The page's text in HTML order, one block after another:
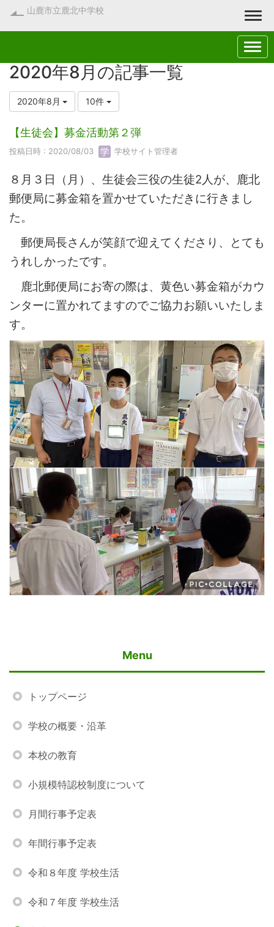
山鹿市立鹿北中学校
2020年8月の記事一覧
2020年8月 10件
【生徒会】募金活動第２弾
投稿日時 : 2020/08/03 学校サイト管理者
８月３日（月）、生徒会三役の生徒2人が、鹿北
郵便局に募金箱を置かせていただきに行きまし
た。
郵便局長さんが笑顔で迎えてくださり、とても
うれしかったです。
鹿北郵便局にお寄の際は、黄色い募金箱がカウ
ンターに置かれてますのでご協力お願いいたしま
す。
Menu
トップページ
学校の概要・沿革
本校の教育
小規模特認校制度について
月間行事予定表
年間行事予定表
令和８年度 学校生活
令和７年度 学校生活